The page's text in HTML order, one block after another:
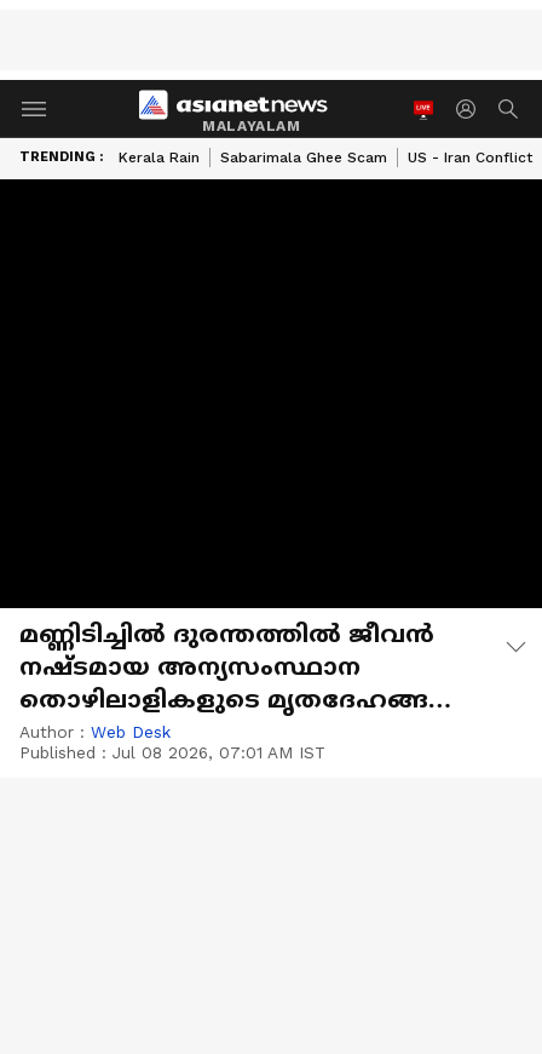
MALAYALAM
TRENDING : Kerala Rain Sabarimala Ghee Scam US - Iran Conflict
മണ്ണിടിച്ചിൽ ദുരന്തത്തിൽ ജീവൻ
നഷ്ടമായ അന്യസംസ്ഥാന
തൊഴിലാളികളുടെ മൃതദേഹങ്ങൾ
നാടുകളിൽ എത്തിക്കും
Author : Web Desk
Published : Jul 08 2026, 07:01 AM IST